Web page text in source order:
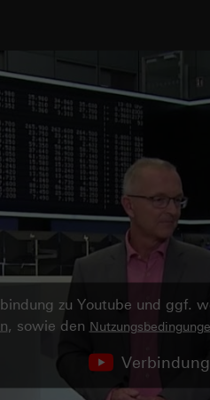
zu Youtube und ggf.
, sowie den